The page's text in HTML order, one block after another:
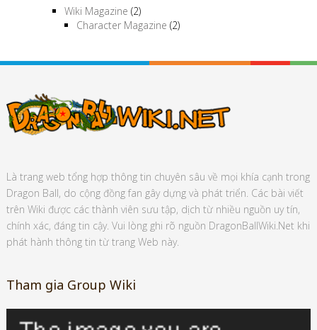
Wiki Magazine (2)
Character Magazine (2)
Là trang web tổng hợp thông tin chuyên sâu về mọi khía cạnh trong
Dragon Ball, do cộng đồng fan gây dựng và phát triển. Các bài viết
trên Wiki được các thành viên sưu tập, dịch từ nhiều nguồn uy tín,
chính xác, đáng tin cậy. Vui lòng ghi rõ nguồn DragonBallWiki.Net khi
phát hành thông tin từ trang Web này.
Tham gia Group Wiki